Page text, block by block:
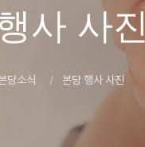
사 사진
당소식 본당 행사 사진